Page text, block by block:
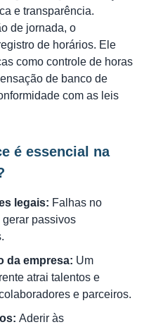
e transparência.
de jornada, o
de horários. Ele
como controle de horas
de banco de
com as leis
é essencial na
legais: Falhas no
passivos
da empresa: Um
atrai talentos e
e parceiros.
Aderir às